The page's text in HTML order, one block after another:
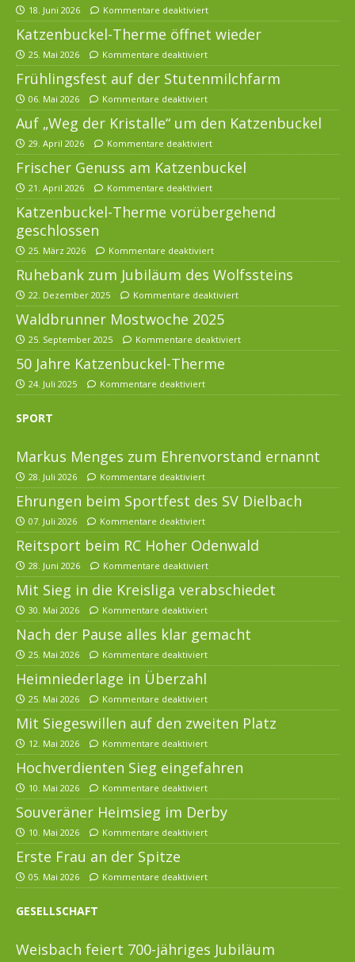
18. Juni 2026 Kommentare deaktiviert
Katzenbuckel-Therme öffnet wieder
25. Mai 2026 Kommentare deaktiviert
Frühlingsfest auf der Stutenmilchfarm
06. Mai 2026 Kommentare deaktiviert
Auf „Weg der Kristalle“ um den Katzenbuckel
29. April 2026 Kommentare deaktiviert
Frischer Genuss am Katzenbuckel
21. April 2026 Kommentare deaktiviert
Katzenbuckel-Therme vorübergehend
geschlossen
25. März 2026 Kommentare deaktiviert
Ruhebank zum Jubiläum des Wolfssteins
22. Dezember 2025 Kommentare deaktiviert
Waldbrunner Mostwoche 2025
25. September 2025 Kommentare deaktiviert
50 Jahre Katzenbuckel-Therme
24. Juli 2025 Kommentare deaktiviert
SPORT
Markus Menges zum Ehrenvorstand ernannt
28. Juli 2026 Kommentare deaktiviert
Ehrungen beim Sportfest des SV Dielbach
07. Juli 2026 Kommentare deaktiviert
Reitsport beim RC Hoher Odenwald
28. Juni 2026 Kommentare deaktiviert
Mit Sieg in die Kreisliga verabschiedet
30. Mai 2026 Kommentare deaktiviert
Nach der Pause alles klar gemacht
25. Mai 2026 Kommentare deaktiviert
Heimniederlage in Überzahl
25. Mai 2026 Kommentare deaktiviert
Mit Siegeswillen auf den zweiten Platz
12. Mai 2026 Kommentare deaktiviert
Hochverdienten Sieg eingefahren
10. Mai 2026 Kommentare deaktiviert
Souveräner Heimsieg im Derby
10. Mai 2026 Kommentare deaktiviert
Erste Frau an der Spitze
05. Mai 2026 Kommentare deaktiviert
GESELLSCHAFT
Weisbach feiert 700-jähriges Jubiläum